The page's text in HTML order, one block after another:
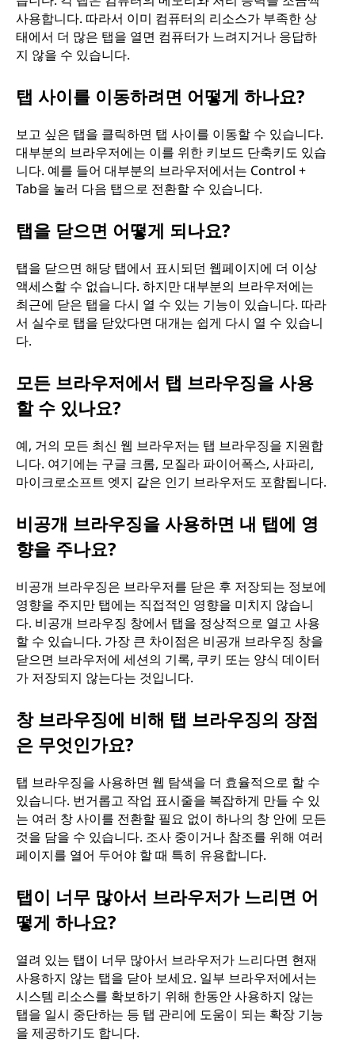
사용합니다. 따라서 이미 컴퓨터의 리소스가 부족한 상
태에서 더 많은 탭을 열면 컴퓨터가 느려지거나 응답하
지 않을 수 있습니다.
탭 사이를 이동하려면 어떻게 하나요?
보고 싶은 탭을 클릭하면 탭 사이를 이동할 수 있습니다.
대부분의 브라우저에는 이를 위한 키보드 단축키도 있습
니다. 예를 들어 대부분의 브라우저에서는 Control +
Tab을 눌러 다음 탭으로 전환할 수 있습니다.
탭을 닫으면 어떻게 되나요?
탭을 닫으면 해당 탭에서 표시되던 웹페이지에 더 이상
액세스할 수 없습니다. 하지만 대부분의 브라우저에는
최근에 닫은 탭을 다시 열 수 있는 기능이 있습니다. 따라
서 실수로 탭을 닫았다면 대개는 쉽게 다시 열 수 있습니
다.
모든 브라우저에서 탭 브라우징을 사용
할 수 있나요?
예, 거의 모든 최신 웹 브라우저는 탭 브라우징을 지원합
니다. 여기에는 구글 크롬, 모질라 파이어폭스, 사파리,
마이크로소프트 엣지 같은 인기 브라우저도 포함됩니다.
비공개 브라우징을 사용하면 내 탭에 영
향을 주나요?
비공개 브라우징은 브라우저를 닫은 후 저장되는 정보에
영향을 주지만 탭에는 직접적인 영향을 미치지 않습니
다. 비공개 브라우징 창에서 탭을 정상적으로 열고 사용
할 수 있습니다. 가장 큰 차이점은 비공개 브라우징 창을
닫으면 브라우저에 세션의 기록, 쿠키 또는 양식 데이터
가 저장되지 않는다는 것입니다.
창 브라우징에 비해 탭 브라우징의 장점
은 무엇인가요?
탭 브라우징을 사용하면 웹 탐색을 더 효율적으로 할 수
있습니다. 번거롭고 작업 표시줄을 복잡하게 만들 수 있
는 여러 창 사이를 전환할 필요 없이 하나의 창 안에 모든
것을 담을 수 있습니다. 조사 중이거나 참조를 위해 여러
페이지를 열어 두어야 할 때 특히 유용합니다.
탭이 너무 많아서 브라우저가 느리면 어
떻게 하나요?
열려 있는 탭이 너무 많아서 브라우저가 느리다면 현재
사용하지 않는 탭을 닫아 보세요. 일부 브라우저에서는
시스템 리소스를 확보하기 위해 한동안 사용하지 않는
탭을 일시 중단하는 등 탭 관리에 도움이 되는 확장 기능
을 제공하기도 합니다.